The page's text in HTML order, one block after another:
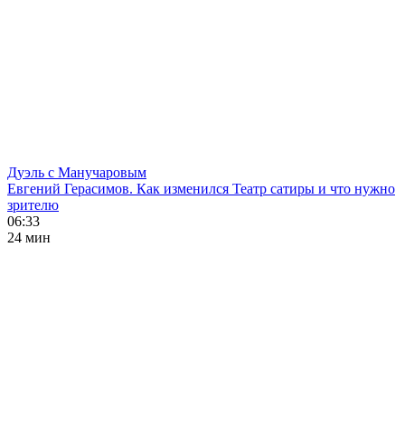
Дуэль с Манучаровым
Евгений Герасимов. Как изменился Театр сатиры и что нужно
зрителю
06:33
24 мин